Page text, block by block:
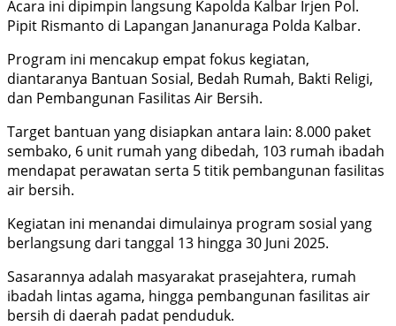
Acara ini dipimpin langsung Kapolda Kalbar Irjen Pol.
Pipit Rismanto di Lapangan Jananuraga Polda Kalbar.
Program ini mencakup empat fokus kegiatan,
diantaranya Bantuan Sosial, Bedah Rumah, Bakti Religi,
dan Pembangunan Fasilitas Air Bersih.
Target bantuan yang disiapkan antara lain: 8.000 paket
sembako, 6 unit rumah yang dibedah, 103 rumah ibadah
mendapat perawatan serta 5 titik pembangunan fasilitas
air bersih.
Kegiatan ini menandai dimulainya program sosial yang
berlangsung dari tanggal 13 hingga 30 Juni 2025.
Sasarannya adalah masyarakat prasejahtera, rumah
ibadah lintas agama, hingga pembangunan fasilitas air
bersih di daerah padat penduduk.